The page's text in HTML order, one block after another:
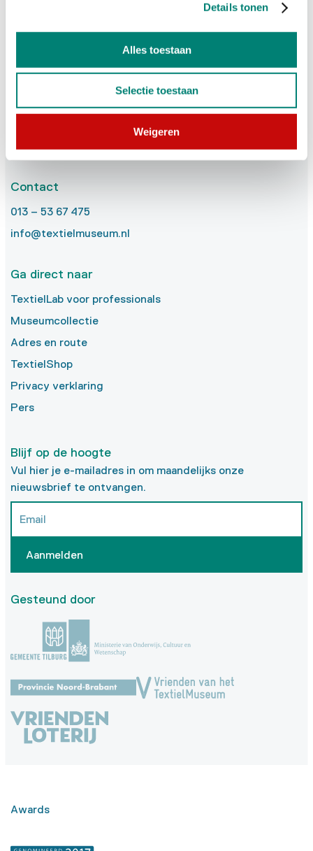
Details tonen
Alles toestaan
Selectie toestaan
Weigeren
Contact
013 – 53 67 475
info@textielmuseum.nl
Ga direct naar
TextielLab voor professionals
Museumcollectie
Adres en route
TextielShop
Privacy verklaring
Pers
Blijf op de hoogte
Vul hier je e-mailadres in om maandelijks onze
nieuwsbrief te ontvangen.
Aanmelden
Gesteund door
Awards